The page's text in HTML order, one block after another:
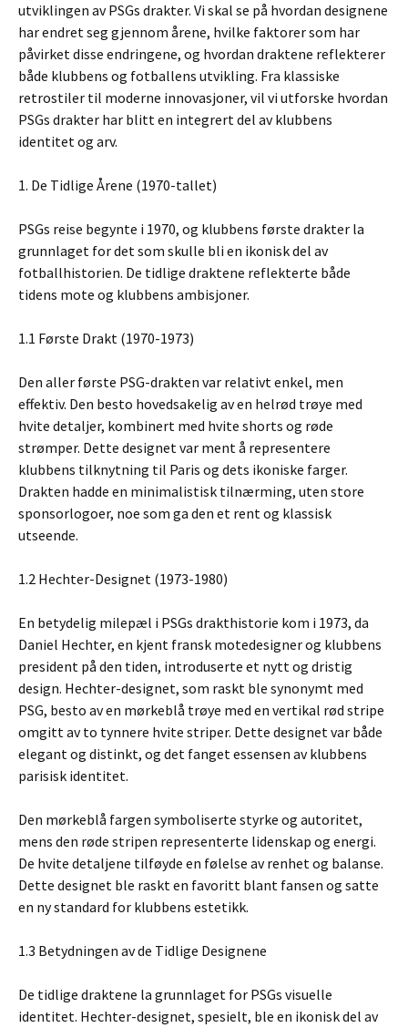
utviklingen av PSGs drakter. Vi skal se på hvordan designene
har endret seg gjennom årene, hvilke faktorer som har
påvirket disse endringene, og hvordan draktene reflekterer
både klubbens og fotballens utvikling. Fra klassiske
retrostiler til moderne innovasjoner, vil vi utforske hvordan
PSGs drakter har blitt en integrert del av klubbens
identitet og arv.
1. De Tidlige Årene (1970-tallet)
PSGs reise begynte i 1970, og klubbens første drakter la
grunnlaget for det som skulle bli en ikonisk del av
fotballhistorien. De tidlige draktene reflekterte både
tidens mote og klubbens ambisjoner.
1.1 Første Drakt (1970-1973)
Den aller første PSG-drakten var relativt enkel, men
effektiv. Den besto hovedsakelig av en helrød trøye med
hvite detaljer, kombinert med hvite shorts og røde
strømper. Dette designet var ment å representere
klubbens tilknytning til Paris og dets ikoniske farger.
Drakten hadde en minimalistisk tilnærming, uten store
sponsorlogoer, noe som ga den et rent og klassisk
utseende.
1.2 Hechter-Designet (1973-1980)
En betydelig milepæl i PSGs drakthistorie kom i 1973, da
Daniel Hechter, en kjent fransk motedesigner og klubbens
president på den tiden, introduserte et nytt og dristig
design. Hechter-designet, som raskt ble synonymt med
PSG, besto av en mørkeblå trøye med en vertikal rød stripe
omgitt av to tynnere hvite striper. Dette designet var både
elegant og distinkt, og det fanget essensen av klubbens
parisisk identitet.
Den mørkeblå fargen symboliserte styrke og autoritet,
mens den røde stripen representerte lidenskap og energi.
De hvite detaljene tilføyde en følelse av renhet og balanse.
Dette designet ble raskt en favoritt blant fansen og satte
en ny standard for klubbens estetikk.
1.3 Betydningen av de Tidlige Designene
De tidlige draktene la grunnlaget for PSGs visuelle
identitet. Hechter-designet, spesielt, ble en ikonisk del av